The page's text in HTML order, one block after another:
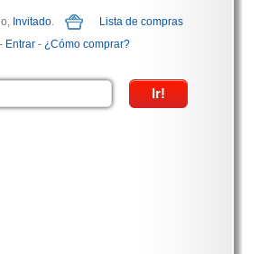
Invitado.
Lista de compras
- Entrar - ¿Cómo comprar?